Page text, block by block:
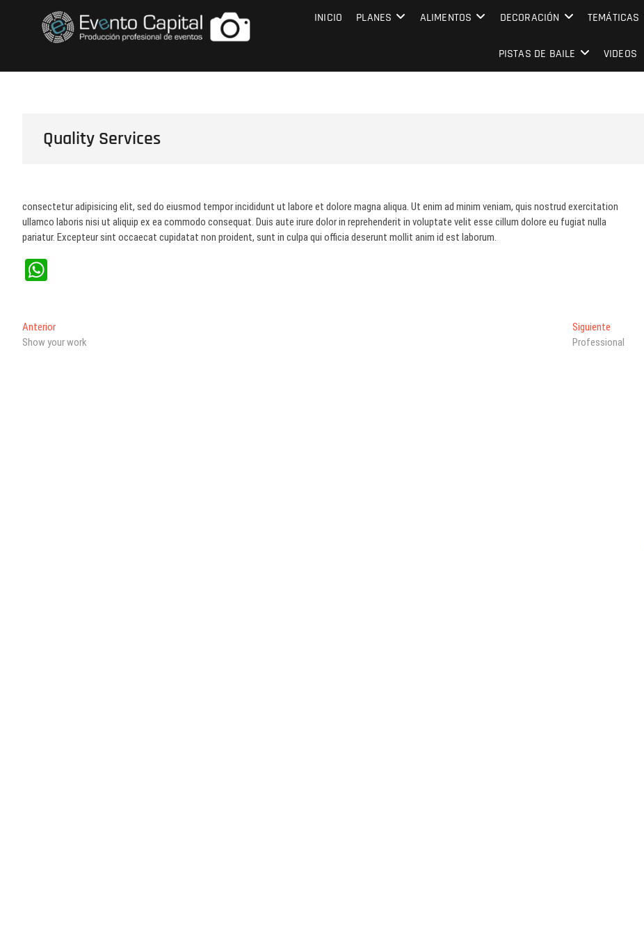
FOTOS GRUPO EMPRESARIAL EVENTO CAPITAL
INICIO PLANES ALIMENTOS DECORACIÓN TEMÁTICAS
PISTAS DE BAILE VIDEOS
Quality Services
consectetur adipisicing elit, sed do eiusmod tempor incididunt ut labore et dolore magna aliqua. Ut enim ad minim veniam, quis nostrud exercitation
ullamco laboris nisi ut aliquip ex ea commodo consequat. Duis aute irure dolor in reprehenderit in voluptate velit esse cillum dolore eu fugiat nulla
pariatur. Excepteur sint occaecat cupidatat non proident, sunt in culpa qui officia deserunt mollit anim id est laborum.
A
Navegación
de
AnteriorEntrada
anterior:
Show your work
Siguiente
siguiente:
Professional